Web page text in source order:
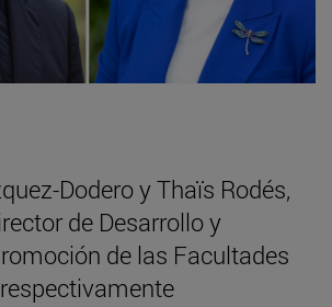
Dodero y Thaïs Rodés,
de Desarrollo y
de las Facultades